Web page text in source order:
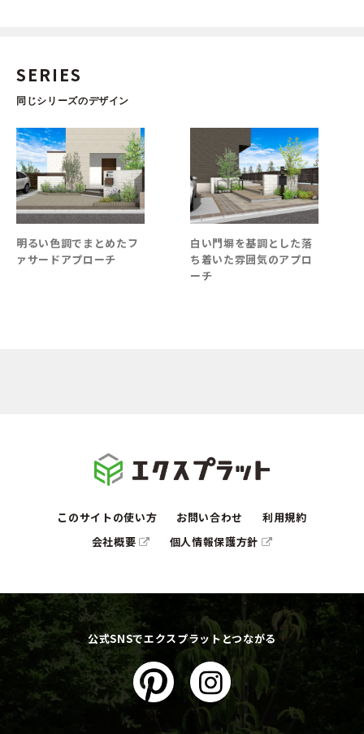
SERIES
同じシリーズのデザイン
白い門塀を基調とした落
ち着いた雰囲気のアプロ
重厚感を掛け合わせ高級
感を演出した魅力的なフ
このサイトの使い方 お問い合わせ
利用規約
会社概要
個人情報保護方針
公式SNSでエクスプラットとつながる